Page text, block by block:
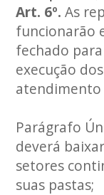
Art. 6º.As
funcionarão
fechado
execução
atendimento
Parágrafo
deverá
setores
suas pastas;